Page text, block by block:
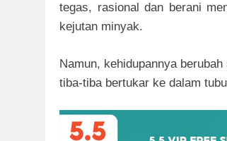
tegas, rasional dan berani
kejutan minyak.
Namun, kehidupannya
tiba-tiba bertukar ke dalam